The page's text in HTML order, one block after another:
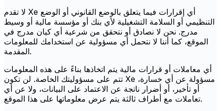
لا تقدم Xe أي إقرارات فيما يتعلق بالوضع القانوني أو الوضع
التنظيمي أو السلامة التشغيلية لأي بنك أو مؤسسة مالية أو وسيط
مدرج. نحن لا نصادق أو نتحقق من شرعية أي كيان مدرج في
الموقع، كما أننا لا نتحمل أي مسؤولية عن استخدامك للمعلومات
المقدمة.
أي معاملات أو قرارات مالية يتم اتخاذها بناءً على هذه المعلومات
تتم على مسؤوليتك الخاصة. لن تكون Xe مسؤولة عن أي خسارة،
أو تأخير، أو أضرار ناتجة عن الاعتماد على البيانات، ولا عن أي
تعاملات مع أطراف ثالثة يتم عرض معلوماتها على هذا الموقع.